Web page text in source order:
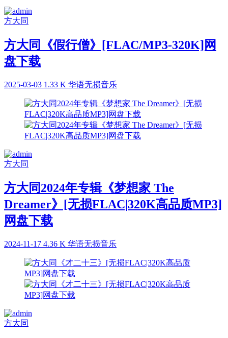
方大同
方大同《假行僧》[FLAC/MP3-320K]网
盘下载
2025-03-03 1.33 K 华语无损音乐
方大同
方大同2024年专辑《梦想家 The
Dreamer》[无损FLAC|320K高品质MP3]
网盘下载
2024-11-17 4.36 K 华语无损音乐
方大同